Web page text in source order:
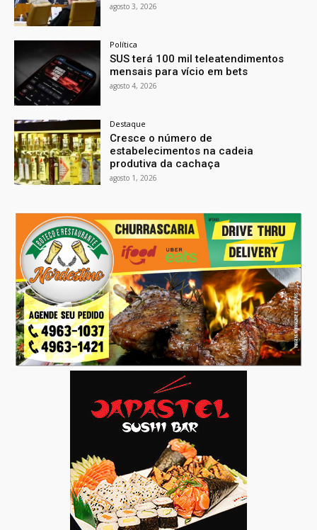
agosto 3, 2026
Política
SUS terá 100 mil teleatendimentos
mensais para vício em bets
agosto 4, 2026
Destaque
Cresce o número de
estabelecimentos na cadeia
produtiva da cachaça
agosto 1, 2026